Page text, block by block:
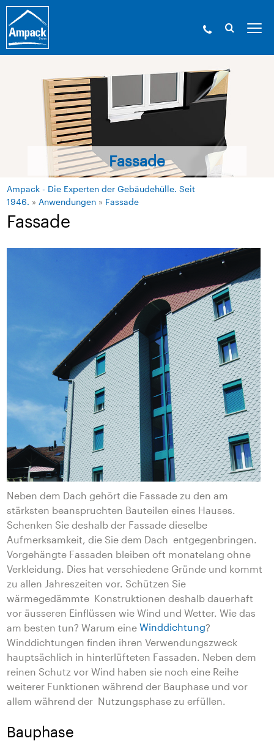
Fassade
Ampack - Die Experten der Gebäudehülle. Seit
1946. » Anwendungen » Fassade
Fassade
Neben dem Dach gehört die Fassade zu den am
stärksten beanspruchten Bauteilen eines Hauses.
Schenken Sie deshalb der Fassade dieselbe
Aufmerksamkeit, die Sie dem Dach entgegenbringen.
Vorgehängte Fassaden bleiben oft monatelang ohne
Verkleidung. Dies hat verschiedene Gründe und kommt
zu allen Jahreszeiten vor. Schützen Sie
wärmegedämmte Konstruktionen deshalb dauerhaft
vor äusseren Einflüssen wie Wind und Wetter. Wie das
am besten tun? Warum eineWinddichtung?
Winddichtungen finden ihren Verwendungszweck
hauptsächlich in hinterlüfteten Fassaden. Neben dem
reinen Schutz vor Wind haben sie noch eine Reihe
weiterer Funktionen während der Bauphase und vor
allem während der Nutzungsphase zu erfüllen.
Bauphase